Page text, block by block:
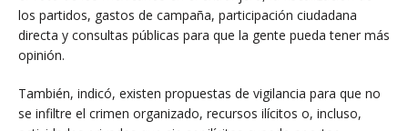
los partidos, gastos de campaña, participación ciudadana
directa y consultas públicas para que la gente pueda tener más
opinión.
También, indicó, existen propuestas de vigilancia para que no
se infiltre el crimen organizado, recursos ilícitos o, incluso,